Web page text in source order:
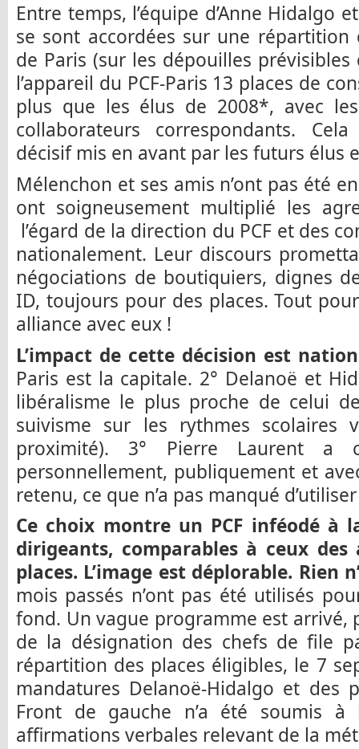
Entre temps, l’équipe d’Anne Hidalgo
se sont accordées sur une répartition
de Paris (sur les dépouilles prévisibles
l’appareil du PCF-Paris 13 places de
plus que les élus de 2008*, avec
collaborateurs correspondants.
décisif mis en avant par les futurs élus
Mélenchon et ses amis n’ont pas été
ont soigneusement multiplié les
l’égard de la direction du PCF et des
nationalement. Leur discours
négociations de boutiquiers, dignes
ID, toujours pour des places. Tout
alliance avec eux !
L’impact de cette décision est
Paris est la capitale. 2° Delanoë et
libéralisme le plus proche de celui
suivisme sur les rythmes scolaires
proximité). 3° Pierre Laurent a
personnellement, publiquement et
retenu, ce que n’a pas manqué
Ce choix montre un PCF inféodé à
dirigeants, comparables à ceux
places. L’image est déplorable. Rien
mois passés n’ont pas été utilisés
fond. Un vague programme est arrivé,
de la désignation des chefs de file
répartition des places éligibles, le 7
mandatures Delanoë-Hidalgo et des
Front de gauche n’a été soumis à
affirmations verbales relevant de la